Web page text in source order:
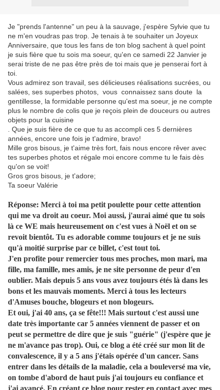
Je "prends l'antenne" un peu à la sauvage, j'espère Sylvie que tu
ne m'en voudras pas trop. Je tenais à te souhaiter un Joyeux
Anniversaire, que tous les fans de ton blog sachent à quel point
je suis fière que tu sois ma soeur, qu'en ce samedi 22 Janvier je
serai triste de ne pas être près de toi mais que je penserai fort à
toi.
Vous admirez son travail, ses délicieuses réalisations sucrées, ou
salées, ses superbes photos, vous connaissez sans doute la
gentillesse, la formidable personne qu'est ma soeur, je ne compte
plus le nombre de colis que je reçois plein de douceurs ou autres
objets pour la cuisine
. Que je suis fière de ce que tu as accompli ces 5 dernières
années, encore une fois je t'admire, bravo!
Mille gros bisous, je t'aime très fort, fais nous encore rêver avec
tes superbes photos et régale moi encore comme tu le fais dès
qu'on se voit!
Gros gros bisous, je t'adore;
Ta soeur Valérie
Réponse: Merci à toi ma petit poulette pour cette attention
qui me va droit au coeur. Moi aussi, j'aurai aimé que tu sois
là ce WE mais heureusement on c'est vues à Noël et on se
revoit bientôt. Tu es adorable comme toujours et je ne suis
qu'à moitié surprise par ce billet, c'est tout toi.
J'en profite pour remercier tous mes proches, mon mari, ma
fille, ma famille, mes amis, je ne site personne de peur d'en
oublier. Mais depuis 5 ans vous avez toujours étés là dans les
bons et les mauvais moments. Merci à tous les lecteurs
d'Amuses bouche, blogeurs et non blogeurs.
Et oui, j'ai 40 ans, ça se fête!!! Mais surtout c'est aussi une
date très importante car 5 années viennent de passer et on
peut se permettre de dire que je suis "guérie" (j'espère que je
ne m'avance pas trop). Oui, ce blog a été créé sur mon lit de
convalescence, il y a 5 ans j'étais opérée d'un cancer. Sans
entrer dans les détails de la maladie, cela a bouleversé ma vie,
on tombe d'abord de haut puis j'ai toujours eu confiance et
j'ai avancé. En créant ce blog pour rester en contact avec mes